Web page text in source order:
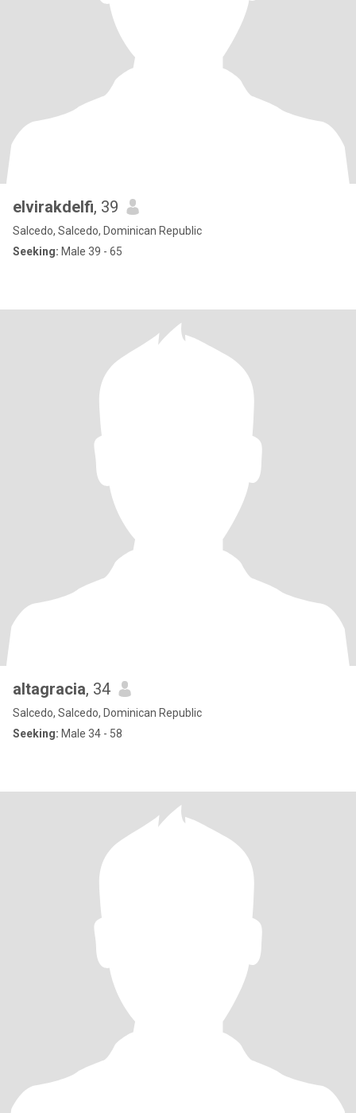
elvirakdelfi, 39
Salcedo, Salcedo, Dominican Republic
Seeking: Male 39 - 65
altagracia, 34
Salcedo, Salcedo, Dominican Republic
Seeking: Male 34 - 58